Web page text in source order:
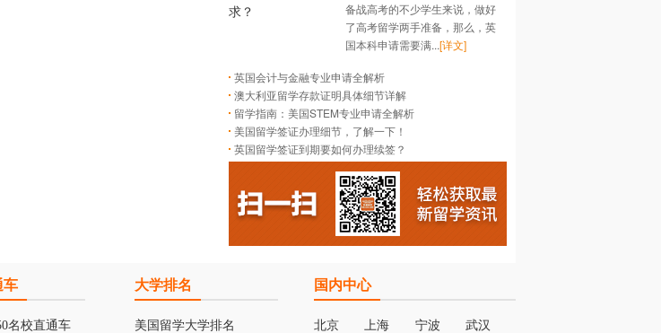
备战高考的不少学生来说，做好
了高考留学两手准备，那么，英
国本科申请需要满...[详文]
英国会计与金融专业申请全解析
澳大利亚留学存款证明具体细节详解
留学指南：美国STEM专业申请全解析
美国留学签证办理细节，了解一下！
英国留学签证到期要如何办理续签？
车
名校直通车
大学排名
美国留学大学排名
国内中心
北京 上海 宁波 武汉